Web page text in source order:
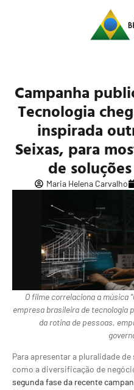
Campanha
Tecnologia
inspirada
Seixas, para
de
Maria Helena Carvalho
O filme correlaciona a música
empresa brasileira de tecnologia
da rotina de pessoas,
Para apresentar a pluralidade
como a diversificação de
segunda fase da recente